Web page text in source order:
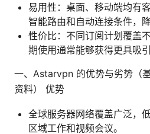
易用性：桌面、移动端均有
智能路由和自动连接条件，
性价比：不同订阅计划覆盖
期使用通常能够获得更具吸引
一、Astarvpn 的优势与劣势（
资料） 优势
全球服务器网络覆盖广泛，
区域工作和视频会议。